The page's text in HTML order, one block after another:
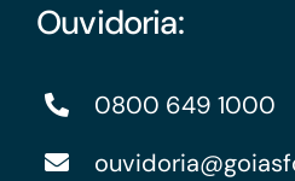
Ouvidoria:
0800 649 1000